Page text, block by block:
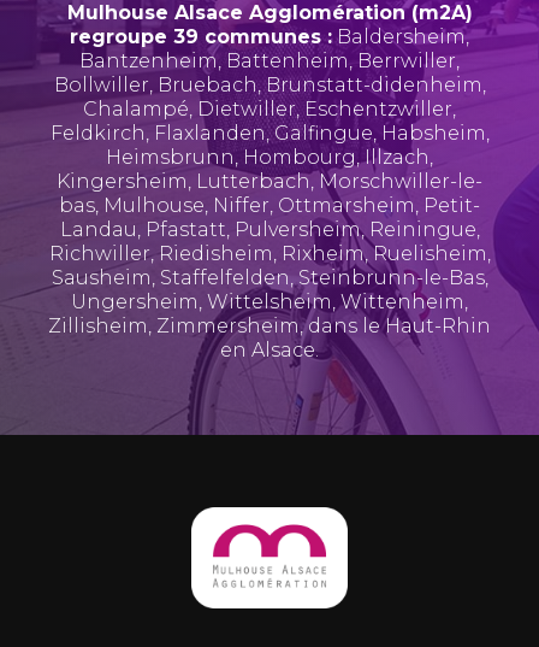
Mulhouse Alsace Agglomération (m2A)
regroupe 39 communes : Baldersheim,
Bantzenheim, Battenheim, Berrwiller,
Bollwiller, Bruebach,Brunstatt-didenheim,
Chalampé, Dietwiller, Eschentzwiller,
Feldkirch, Flaxlanden,Galfingue, Habsheim,
Heimsbrunn, Hombourg,Illzach,
Kingersheim, Lutterbach, Morschwiller-le-
bas, Mulhouse, Niffer, Ottmarsheim, Petit-
Landau, Pfastatt, Pulversheim, Reiningue,
Richwiller, Riedisheim, Rixheim,Ruelisheim,
Sausheim, Staffelfelden, Steinbrunn-le-Bas,
Ungersheim, Wittelsheim,Wittenheim,
Zillisheim, Zimmersheim, dans le Haut-Rhin
en Alsace.